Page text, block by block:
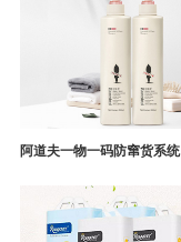
阿道夫一物一码防窜货系统